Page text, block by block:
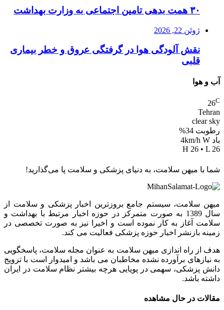
۳۰ همت بدهی تامین اجتماعی به وزارت بهداشت
ژوئن 22, 2026
نقش آلودگی هوا در گرفتگی عروق و خطر بیماری
قلبی
آب و هوا
26C
Tehran
clear sky
رطوبت 34%
باد 4km/h W
H 26 • L 26
شما با میهن سلامت، به دنیای پزشکی و سلامت پا می‌گذارید!
میهن سلامت، سیستم جامع بروزترین اخبار پزشکی و سلامت از
سال 1389 به صورت متمرکز در حوزه اخبار مرتبط با بهداشت و
سلامت آغاز به کار نموده است و اخیرا نیز به صورت تخصصی در
زمینه بازنشر اخبار حوزه پزشکی فعالیت می کند.
هدف از راه اندازی میهن سلامت به عنوان مجله سلامت، پاسخگویی
به نیازهای برآورده نشده مخاطبان می باشد و امیدوار است با ترویج
دانش پزشکی، سهمی در پویایی هرچه بیشتر نظام سلامت در ایران
داشته باشد.
مقالات در حال مشاهده